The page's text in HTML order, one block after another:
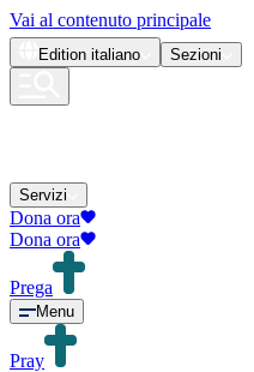
Vai al contenuto principale
Edition italiano Sezioni
Servizi
Dona ora
Dona ora
Prega
Menu
Pray